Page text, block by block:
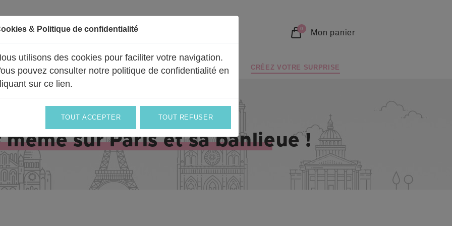
0 Mon panier
UN PEU DE NOUS PRO & ENTREPRISES CRÉEZ VOTRE SURPRISE
Livraison partout enFranceet enEurope
sur Paris et sa banlieue !
& Politique de confidentialité
utilisons des cookies pour faciliter votre navigation.
pouvez consulter notre politique de confidentialité en
sur ce lien.
TOUT ACCEPTER TOUT REFUSER